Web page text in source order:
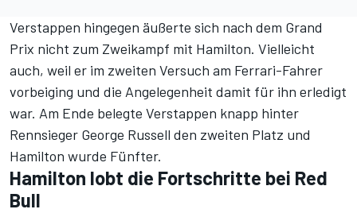
Verstappen hingegen äußerte sich nach dem Grand
Prix nicht zum Zweikampf mit Hamilton. Vielleicht
auch, weil er im zweiten Versuch am Ferrari-Fahrer
vorbeiging und die Angelegenheit damit für ihn erledigt
war. Am Ende belegte Verstappen knapp hinter
Rennsieger George Russell den zweiten Platz und
Hamilton wurde Fünfter.
Hamilton lobt die Fortschritte bei Red
Bull